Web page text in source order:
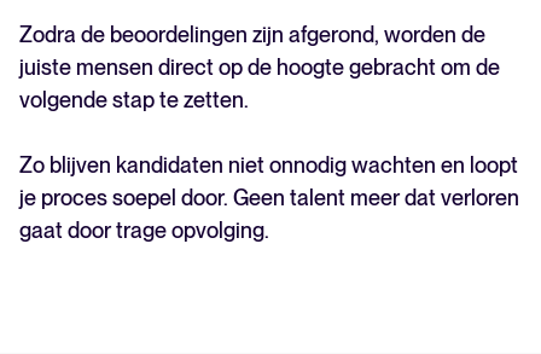
Zodra de beoordelingen zijn afgerond, worden de
juiste mensen direct op de hoogte gebracht om de
volgende stap te zetten.
Zo blijven kandidaten niet onnodig wachten en loopt
je proces soepel door. Geen talent meer dat verloren
gaat door trage opvolging.